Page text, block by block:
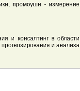
промоушн - измерение
и консалтинг в области
и анализа